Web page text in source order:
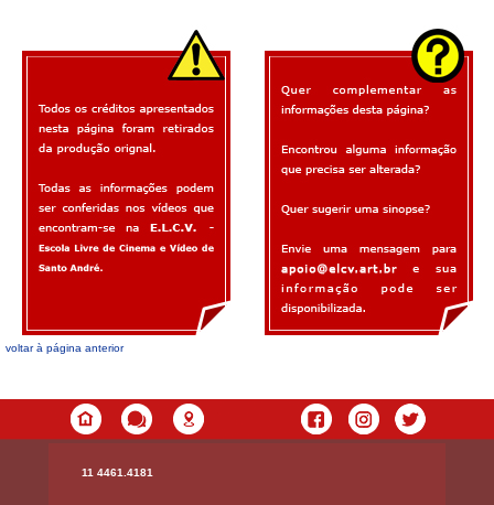
voltar à página anterior
11 4461.4181